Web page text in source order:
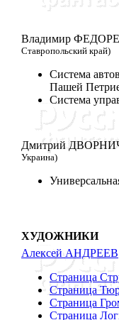
Владимир
Ставропольский край)
Система
Пашей
Система
Дмитрий
Украина)
ХУДОЖНИКИ
Алексей АНДРЕЕВ
Страница
Страница
Страница
Страница